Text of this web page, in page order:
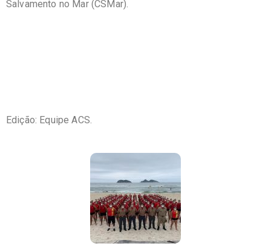
Salvamento no Mar (CSMar).
Edição: Equipe ACS.